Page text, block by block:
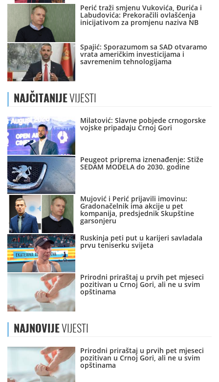
Perić traži smjenu Vukovića, Đurića i
Labudovića: Prekoračili ovlašćenja
inicijativom za promjenu naziva NB
Spajić: Sporazumom sa SAD otvaramo
vrata američkim investicijama i
savremenim tehnologijama
NAJČITANIJEVIJESTI
Milatović: Slavne pobjede crnogorske
vojske pripadaju Crnoj Gori
Peugeot priprema iznenađenje: Stiže
SEDAM MODELA do 2030. godine
Mujović i Perić prijavili imovinu:
Gradonačelnik ima akcije u pet
kompanija, predsjednik Skupštine
garsonjeru
Ruskinja peti put u karijeri savladala
prvu teniserku svijeta
Prirodni priraštaj u prvih pet mjeseci
pozitivan u Crnoj Gori, ali ne u svim
opštinama
NAJNOVIJEVIJESTI
Prirodni priraštaj u prvih pet mjeseci
pozitivan u Crnoj Gori, ali ne u svim
opštinama